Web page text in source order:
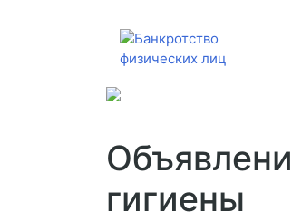
гигиены